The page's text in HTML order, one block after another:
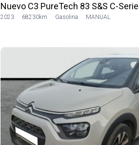
Nuevo C3 PureTech 83 S&S C-Series
2023 68230km Gasolina MANUAL